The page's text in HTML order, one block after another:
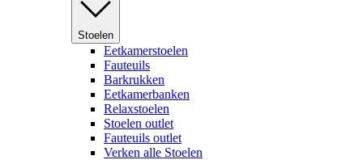
Stoelen
Eetkamerstoelen
Fauteuils
Barkrukken
Eetkamerbanken
Relaxstoelen
Stoelen outlet
Fauteuils outlet
Verken alle Stoelen